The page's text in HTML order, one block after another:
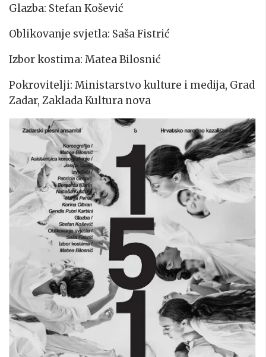
Glazba: Stefan Košević
Oblikovanje svjetla: Saša Fistrić
Izbor kostima: Matea Bilosnić
Pokrovitelji: Ministarstvo kulture i medija, Grad
Zadar, Zaklada Kultura nova